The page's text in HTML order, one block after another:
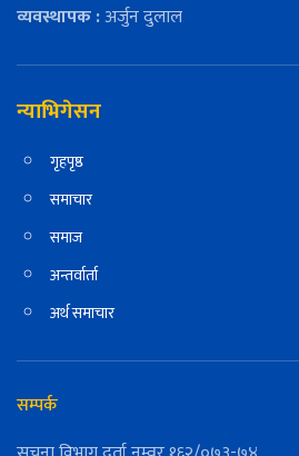
व्यवस्थापक :अर्जुन दुलाल
न्याभिगेसन
गृहपृष्ठ
समाचार
समाज
अन्तर्वार्ता
अर्थ समाचार
सम्पर्क